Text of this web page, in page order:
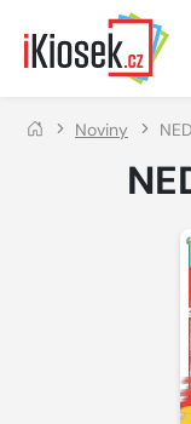
Přejít na hlavní obsah
Noviny